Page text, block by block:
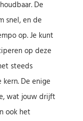
De
snel, en de
op. Je kunt
op deze
steeds
De enige
wat jouw drijft
ook het